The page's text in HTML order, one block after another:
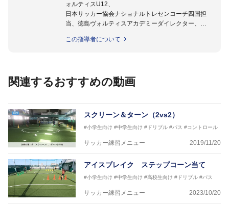
ォルティスU12、
日本サッカー協会ナショナルトレセンコーチ四国担
当、徳島ヴォルティスアカデミーダイレクター、
日本サッカー協会公認B級養成講習会インストラクタ
協会公認キッズリーダーチーフインストラクター
【指導歴】
FリーグU23選抜監督、ミャンマー女子フットサル代
表監督
日本サッカー協会フットサルインストラクター、AFC
（アジアサッカー連盟）フットサルインストラクター
【資格】
JFA公認A級コーチジェネラルライセンス・JFA公認フ
ットサルB級コーチライセンス
横山 哲久
この指導者について
関連するおすすめの動画
スクリーン＆ターン（2vs2）
#小学生向け #中学生向け #ドリブル #パス #コントロール
サッカー練習メニュー 2019/11/20
アイスブレイク ステップコーン当て
#小学生向け #中学生向け #高校生向け #ドリブル #パス
サッカー練習メニュー 2023/10/20